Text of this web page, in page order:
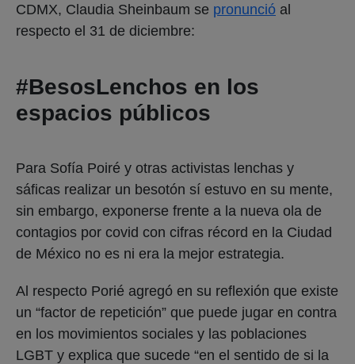
CDMX, Claudia Sheinbaum se pronunció al
respecto el 31 de diciembre:
#BesosLenchos en los
espacios públicos
Para Sofía Poiré y otras activistas lenchas y
sáficas realizar un besotón sí estuvo en su mente,
sin embargo, exponerse frente a la nueva ola de
contagios por covid con cifras récord en la Ciudad
de México no es ni era la mejor estrategia.
Al respecto Porié agregó en su reflexión que existe
un “factor de repetición” que puede jugar en contra
en los movimientos sociales y las poblaciones
LGBT y explica que sucede “en el sentido de si la